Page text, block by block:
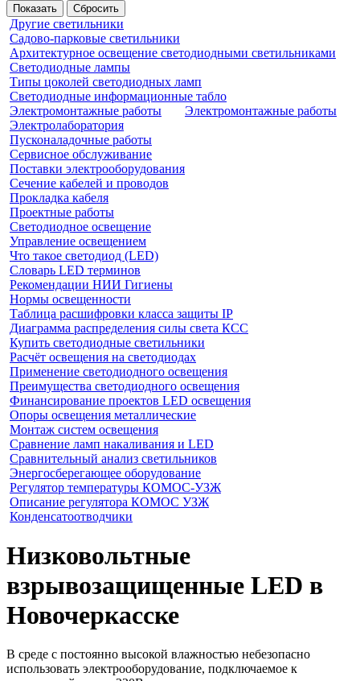
Показать Сбросить
Другие светильники
Садово-парковые светильники
Архитектурное освещение светодиодными светильниками
Светодиодные лампы
Типы цоколей светодиодных ламп
Светодиодные информационные табло
Электромонтажные работы
Электромонтажные работы
Электролаборатория
Пусконаладочные работы
Сервисное обслуживание
Поставки электрооборудования
Сечение кабелей и проводов
Прокладка кабеля
Проектные работы
Светодиодное освещение
Управление освещением
Что такое светодиод (LED)
Словарь LED терминов
Рекомендации НИИ Гигиены
Нормы освещенности
Таблица расшифровки класса защиты IP
Диаграмма распределения силы света КСС
Купить светодиодные светильники
Расчёт освещения на светодиодах
Применение светодиодного освещения
Преимущества светодиодного освещения
Финансирование проектов LED освещения
Опоры освещения металлические
Монтаж систем освещения
Сравнение ламп накаливания и LED
Сравнительный анализ светильников
Энергосберегающее оборудование
Регулятор температуры КОМОС-УЗЖ
Описание регулятора КОМОС УЗЖ
Конденсатоотводчики
Низковольтные
взрывозащищенные LED в
Новочеркасске
В среде с постоянно высокой влажностью небезопасно
использовать электрооборудование, подключаемое к